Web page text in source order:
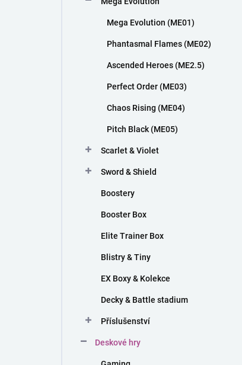
Mega Evolution (ME01)
Phantasmal Flames (ME02)
Ascended Heroes (ME2.5)
Perfect Order (ME03)
Chaos Rising (ME04)
Pitch Black (ME05)
Scarlet & Violet
Sword & Shield
Boostery
Booster Box
Elite Trainer Box
Blistry & Tiny
EX Boxy & Kolekce
Decky & Battle stadium
Příslušenství
Deskové hry